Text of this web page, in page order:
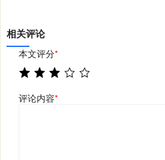
相关评论
本文评分*
评论内容*